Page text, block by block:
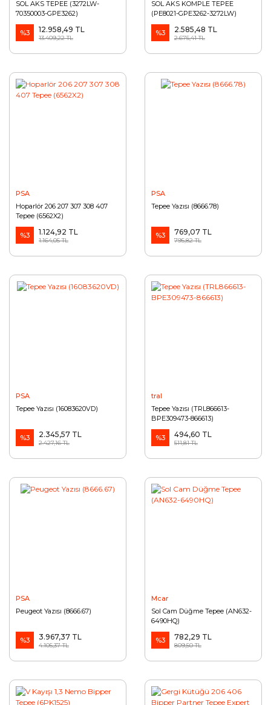
SOL AKS TEPEE (3272LW-
70350003-GPE3262)
%3 12.958,49 TL
13.409,22 TL
SOL AKS KOMPLE TEPEE
(PE8021-GPE3262-3272LW)
%3 2.585,48 TL
2.675,41 TL
PSA
Hoparlör 206 207 307 308 407
Tepee (6562X2)
%3 1.124,92 TL
1.164,05 TL
PSA
Tepee Yazısı (8666.78)
%3 769,07 TL
795,82 TL
PSA
Tepee Yazısı (16083620VD)
%3 2.345,57 TL
2.427,16 TL
tral
Tepee Yazısı (TRL866613-
BPE309473-866613)
%3 494,60 TL
511,81 TL
PSA
Peugeot Yazısı (8666.67)
%3 3.967,37 TL
4.105,37 TL
Mcar
Sol Cam Düğme Tepee (AN632-
6490HQ)
%3 782,29 TL
809,50 TL